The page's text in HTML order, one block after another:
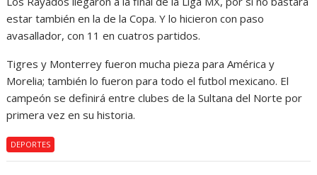
estar también en la de la Copa. Y lo hicieron con paso
avasallador, con 11 en cuatros partidos.
Tigres y Monterrey fueron mucha pieza para América y
Morelia; también lo fueron para todo el futbol mexicano. El
campeón se definirá entre clubes de la Sultana del Norte por
primera vez en su historia.
DEPORTES